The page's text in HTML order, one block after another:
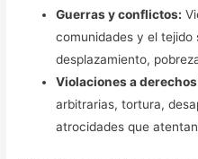
Guerras y conflictos:
comunidades y el tejido
desplazamiento,
Violaciones a
arbitrarias, tortura,
atrocidades que